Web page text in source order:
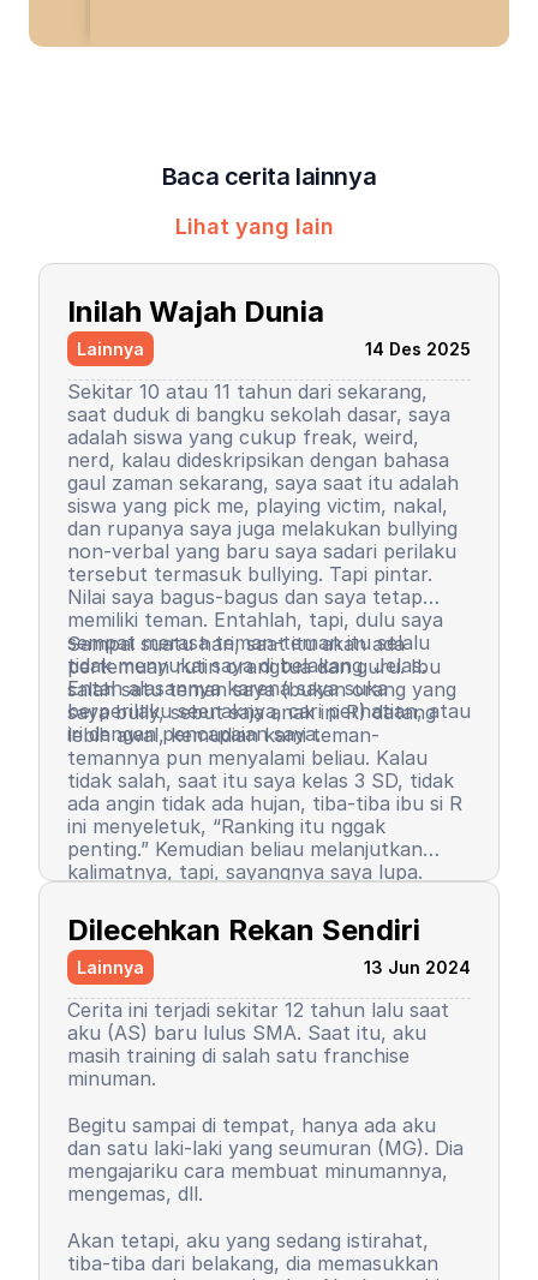
Baca cerita lainnya
Lihat yang lain
Inilah Wajah Dunia
Lainnya 14 Des 2025
Sekitar 10 atau 11 tahun dari sekarang,
saat duduk di bangku sekolah dasar, saya
adalah siswa yang cukup freak, weird,
nerd, kalau dideskripsikan dengan bahasa
gaul zaman sekarang, saya saat itu adalah
siswa yang pick me, playing victim, nakal,
dan rupanya saya juga melakukan bullying
non-verbal yang baru saya sadari perilaku
tersebut termasuk bullying. Tapi pintar.
Nilai saya bagus-bagus dan saya tetap
memiliki teman. Entahlah, tapi, dulu saya
sempat merasa teman-teman itu selalu
tidak menyukai saya di belakang. Jelas.
Entah alasannya karena saya suka
berperilaku seenaknya, cari perhatian, atau
iri dengan pencapaian saya.
Sampai suatu hari, saat itu akan ada
pertemuan rutin orangtua dan guru. Ibu
salah satu teman saya (bukan orang yang
saya bully, sebut saja anak ini R) datang
lebih awal, kemudian kami teman-
temannya pun menyalami beliau. Kalau
tidak salah, saat itu saya kelas 3 SD, tidak
ada angin tidak ada hujan, tiba-tiba ibu si R
ini menyeletuk, “Ranking itu nggak
penting.” Kemudian beliau melanjutkan
kalimatnya, tapi, sayangnya saya lupa.
ada petir menyambar saya. Entah kenapa,
sampai saat ini pun saya tidak tahu
alasannya, yang pasti rasanya tidak
nyaman.
peraih ranking 1. Ranking saya turun, tapi
masih 3 besar. Begitu pula rasa percaya diri
saya. Saya mulai menutup diri, takut salah,
seringkali berasumsi negatif atas perilaku
teman-teman saya. Seorang teman lelaki
sempat mengucapkan sebuah kalimat yang
sampai sekarang bahkan hingga ajal
menjemput terpatri di ingatan saya. Saya
tersebut tidak pantas dan saya baru
paham saat di asrama. Dia bilang, “Wuuu!
Kamu tuh nggak punya harga diri!”
Bayangkan, siswa sekolah dasar zaman itu
kepada siapa pun, kami setelahnya juga
tetap berteman, tetap menjadi duo rival
Kemudian orangtua saya memutuskan
untuk menyekolahkan saya di asrama.
Saya memutuskan untuk mengubah
mengerti dan paham arti bullying. Saya
baru sadar, ternyata dulu saya orang yang
Dilecehkan Rekan Sendiri
Lainnya 13 Jun 2024
Cerita ini terjadi sekitar 12 tahun lalu saat
aku (AS) baru lulus SMA. Saat itu, aku
masih training di salah satu franchise
minuman.
Begitu sampai di tempat, hanya ada aku
dan satu laki-laki yang seumuran (MG). Dia
mengajariku cara membuat minumannya,
mengemas, dll.
Akan tetapi, aku yang sedang istirahat,
tiba-tiba dari belakang, dia memasukkan